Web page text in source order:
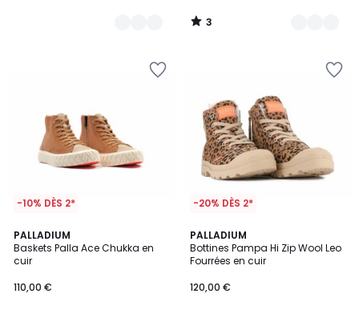
3
/
-10% DÈS 2*
PALLADIUM
Baskets Palla Ace Chukka en
cuir
110,00 €
5
/
5
-20% DÈS 2*
PALLADIUM
Bottines Pampa Hi Zip Wool Leo
Fourrées en cuir
120,00 €